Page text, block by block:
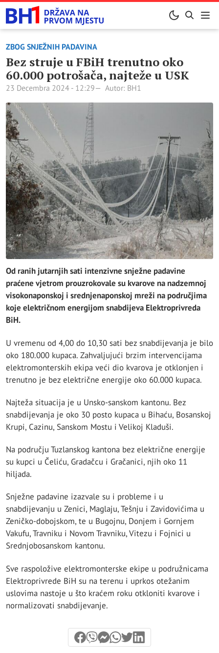
ZBOG SNJEŽNIH PADAVINA
Bez struje u FBiH trenutno oko
60.000 potrošača, najteže u USK
23 Decembra 2024 - 12:29 Autor: BH1
Od ranih jutarnjih sati intenzivne snježne padavine
praćene vjetrom prouzrokovale su kvarove na nadzemnoj
visokonaponskoj i srednjenaponskoj mreži na područjima
koje električnom energijom snabdijeva Elektroprivreda
BiH.
U vremenu od 4,00 do 10,30 sati bez snabdijevanja je bilo
oko 180.000 kupaca. Zahvaljujući brzim intervencijama
elektromonterskih ekipa veći dio kvarova je otklonjen i
trenutno je bez električne energije oko 60.000 kupaca.
Najteža situacija je u Unsko-sanskom kantonu. Bez
snabdijevanja je oko 30 posto kupaca u Bihaću, Bosanskoj
Krupi, Cazinu, Sanskom Mostu i Velikoj Kladuši.
Na području Tuzlanskog kantona bez električne energije
su kupci u Čeliću, Gradačcu i Gračanici, njih oko 11
hiljada.
Snježne padavine izazvale su i probleme i u
snabdijevanju u Zenici, Maglaju, Tešnju i Zavidovićima u
Zeničko-dobojskom, te u Bugojnu, Donjem i Gornjem
Vakufu, Travniku i Novom Travniku, Vitezu i Fojnici u
Srednjobosanskom kantonu.
Sve raspoložive elektromonterske ekipe u podružnicama
Elektroprivrede BiH su na terenu i uprkos otežanim
uslovima nastoje u što kraćem roku otkloniti kvarove i
normalizovati snabdijevanje.